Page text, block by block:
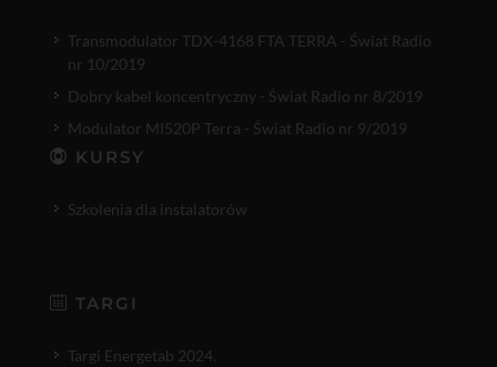
Transmodulator TDX-4168 FTA TERRA - Świat Radio
nr 10/2019
Dobry kabel koncentryczny - Świat Radio nr 8/2019
Modulator MI520P Terra - Świat Radio nr 9/2019
KURSY
Szkolenia dla instalatorów
TARGI
Targi Energetab 2024.